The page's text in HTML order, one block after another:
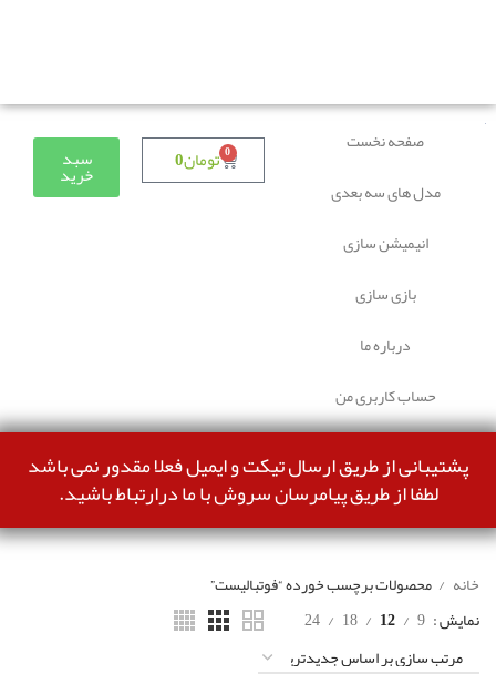
صفحه نخست
مدل های سه بعدی
انیمیشن سازی
بازی سازی
درباره ما
حساب کاربری من
تومان0 0 سبد
خرید
پشتیبانی از طریق ارسال تیکت و ایمیل فعلا مقدور نمی باشد
لطفا از طریق پیامرسان سروش با ما درارتباط باشید.
خانه
محصولات برچسب خورده “فوتبالیست”
نمایش 9
12
18
24